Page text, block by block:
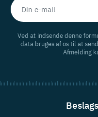
Ved at indsende denne
data bruges af os til at
Afmelding